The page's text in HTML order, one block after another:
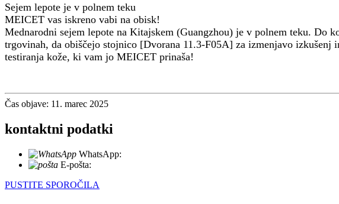
Sejem lepote je v polnem teku
MEICET vas iskreno vabi na obisk!
Mednarodni sejem lepote na Kitajskem (Guangzhou) je v polnem teku. Do
trgovinah, da obiščejo stojnico [Dvorana 11.3-F05A] za izmenjavo izkušenj
testiranja kože, ki vam jo MEICET prinaša!
Čas objave: 11. marec 2025
kontaktni podatki
WhatsApp:
E-pošta:
PUSTITE SPOROČILA